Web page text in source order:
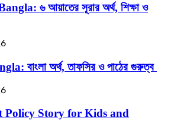
৬ আয়াতের সূরার অর্থ, শিক্ষা ও
বাংলা অর্থ, তাফসির ও পাঠের গুরুত্ব
Policy Story for Kids and